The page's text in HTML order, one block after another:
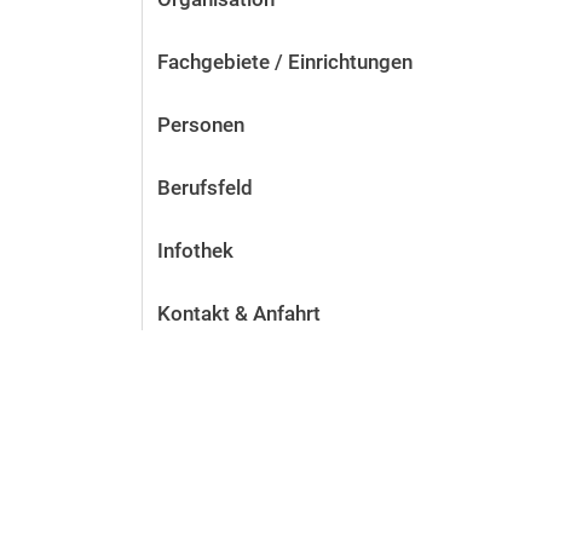
Fachgebiete / Einrichtungen
Personen
Berufsfeld
Infothek
Kontakt & Anfahrt